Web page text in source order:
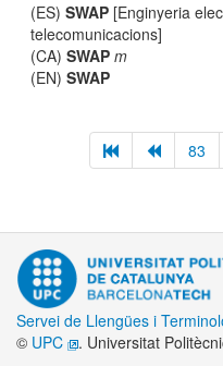
(ES)SWAP [Enginyeria
telecomunicacions]
(CA)SWAP m
(EN)SWAP
83
Servei de Llengües i
© UPC . Universitat